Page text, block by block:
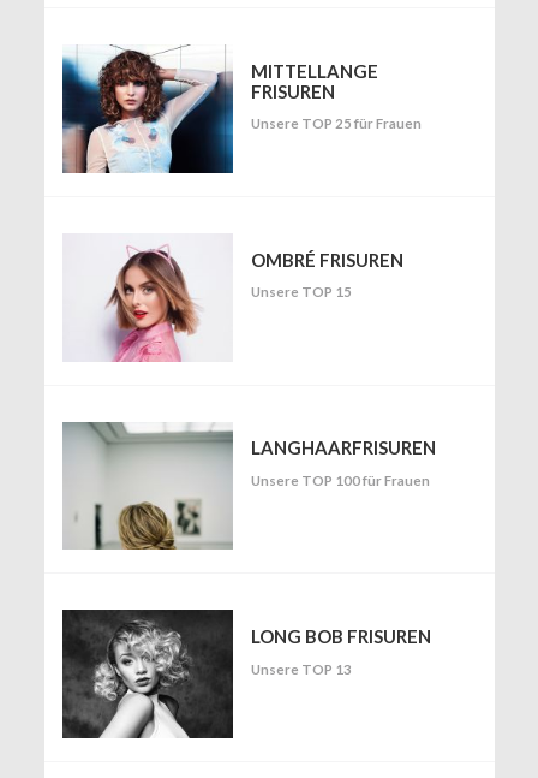
MITTELLANGE
FRISUREN
Unsere TOP 25 für Frauen
OMBRÉ FRISUREN
Unsere TOP 15
LANGHAARFRISUREN
Unsere TOP 100 für Frauen
LONG BOB FRISUREN
Unsere TOP 13